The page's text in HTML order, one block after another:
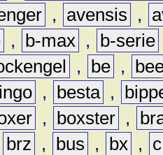
, avensis ,
, b-max , b-serie
, be ,
, besta ,
, boxster ,
brz , bus , bx ,
c